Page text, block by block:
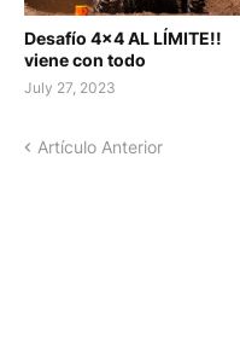
Desafío 4x4 AL LÍMITE!!
viene con todo
July 27, 2023
Artículo Anterior